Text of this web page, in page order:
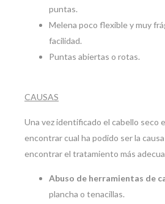
puntas.
Melena poco flexible y muy
facilidad.
Puntas abiertas o rotas.
CAUSAS
Una vez identificado el cabello seco
encontrar cual ha podido ser la
encontrar el tratamiento más
Abuso de herramientas de
plancha o tenacillas.